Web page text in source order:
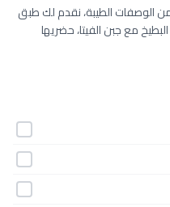
الوصفات الطيبة، نقدم لك طبق
مع جبن الفيتا، حضريها